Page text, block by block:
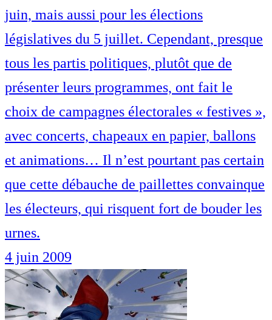
juin, mais aussi pour les élections
législatives du 5 juillet. Cependant, presque
tous les partis politiques, plutôt que de
présenter leurs programmes, ont fait le
choix de campagnes électorales « festives »,
avec concerts, chapeaux en papier, ballons
et animations… Il n’est pourtant pas certain
que cette débauche de paillettes convainque
les électeurs, qui risquent fort de bouder les
urnes.
4 juin 2009